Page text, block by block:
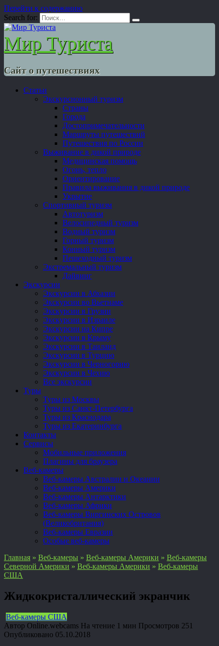
Перейти к содержанию
Search for:
Мир Туриста
Сайт о путешествиях
Статьи
Экскурсионный туризм
Страны
Города
Достопримечательности
Маршруты путешествий
Путешествия по России
Выживание в дикой природе
Медицинская помощь
Огонь, тепло
Ориентирование
Правила выживания в дикой природе
Укрытие
Спортивный туризм
Автотуризм
Велосипедный туризм
Водный туризм
Горный туризм
Конный туризм
Пешеходный туризм
Экстремальный туризм
Дайвинг
Экскурсии
Экскурсии в Абхазии
Экскурсии во Вьетнаме
Экскурсии в Грузии
Экскурсии в Израиле
Экскурсии на Кипре
Экскурсии в Крыму
Экскурсии в Таиланд
Экскурсии в Турцию
Экскурсии в Черногорию
Экскурсии в Чехию
Все экскурсии
Туры
Туры из Москвы
Туры из Санкт-Петербурга
Туры из Краснодара
Туры из Екатеринбурга
Контакты
Сервисы
Мобильные приложения
Плагины для браузера
Веб-камеры
Веб-камеры Австралии и Океании
Веб-камеры Америки
Веб-камеры Антарктики
Веб-камеры Африки
Веб-камеры Виргинских Островов
(Великобритания)
Веб-камеры Евразии
Особые веб-камеры
Главная » Веб-камеры » Веб-камеры Америки » Веб-камеры
Северной Америки » Веб-камеры Америки » Веб-камеры
США
Жидкокристаллический экранчик
Веб-камеры США
Автор Online.webcams На чтение 1 мин Просмотров 251
Опубликовано 05.10.2018